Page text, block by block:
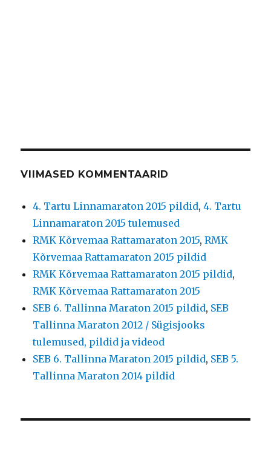
VIIMASED KOMMENTAARID
4. Tartu Linnamaraton 2015 pildid,4. Tartu
Linnamaraton 2015 tulemused
RMK Kõrvemaa Rattamaraton 2015,RMK
Kõrvemaa Rattamaraton 2015 pildid
RMK Kõrvemaa Rattamaraton 2015 pildid,
RMK Kõrvemaa Rattamaraton 2015
SEB 6. Tallinna Maraton 2015 pildid, SEB
Tallinna Maraton 2012 / Sügisjooks
tulemused, pildid ja videod
SEB 6. Tallinna Maraton 2015 pildid, SEB 5.
Tallinna Maraton 2014 pildid